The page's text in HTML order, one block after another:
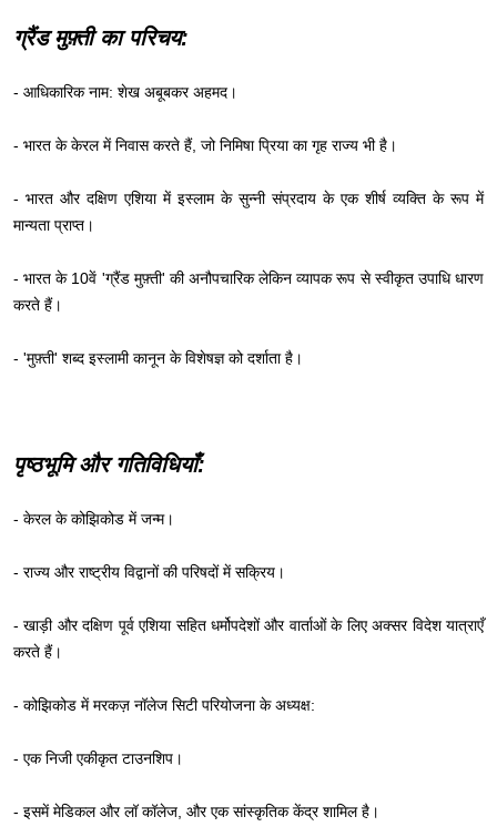
ग्रैंड मुफ़्ती का परिचय:
- आधिकारिक नाम: शेख अबूबकर अहमद।
- भारत के केरल में निवास करते हैं, जो निमिषा प्रिया का गृह राज्य भी है।
- भारत और दक्षिण एशिया में इस्लाम के सुन्नी संप्रदाय के एक शीर्ष व्यक्ति के रूप में
मान्यता प्राप्त।
- भारत के 10वें 'ग्रैंड मुफ़्ती' की अनौपचारिक लेकिन व्यापक रूप से स्वीकृत उपाधि धारण
करते हैं।
- 'मुफ़्ती' शब्द इस्लामी कानून के विशेषज्ञ को दर्शाता है।
पृष्ठभूमि और गतिविधियाँ:
- केरल के कोझिकोड में जन्म।
- राज्य और राष्ट्रीय विद्वानों की परिषदों में सक्रिय।
- खाड़ी और दक्षिण पूर्व एशिया सहित धर्मोपदेशों और वार्ताओं के लिए अक्सर विदेश यात्राएँ
करते हैं।
- कोझिकोड में मरकज़ नॉलेज सिटी परियोजना के अध्यक्ष:
- एक निजी एकीकृत टाउनशिप।
- इसमें मेडिकल और लॉ कॉलेज, और एक सांस्कृतिक केंद्र शामिल है।